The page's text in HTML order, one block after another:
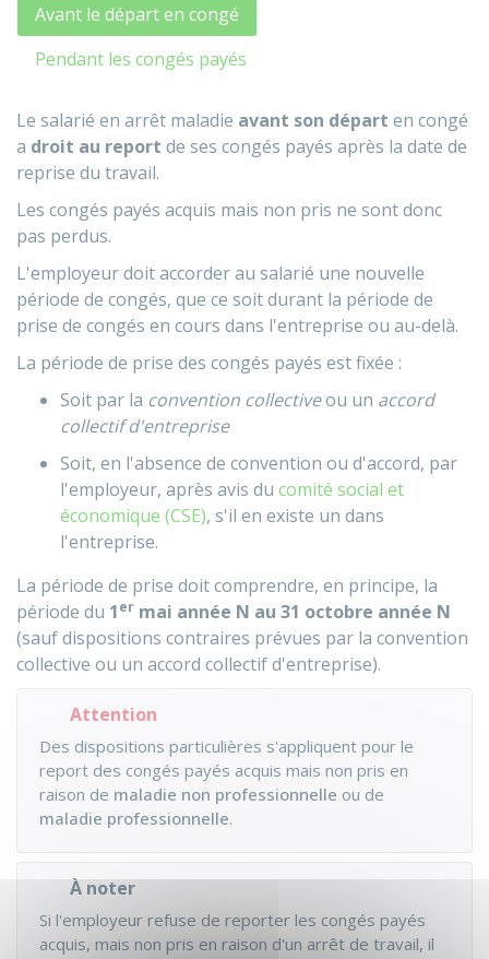
Avant le départ en congé
Pendant les congés payés
Le salarié en arrêt maladie avant son départ en congé
a droit au report de ses congés payés après la date de
reprise du travail.
Les congés payés acquis mais non pris ne sont donc
pas perdus.
L'employeur doit accorder au salarié une nouvelle
période de congés, que ce soit durant la période de
prise de congés en cours dans l'entreprise ou au-delà.
La période de prise des congés payés est fixée :
Soit par la convention collectiveou un accord
collectif d'entreprise
Soit, en l'absence de convention ou d'accord, par
l'employeur, après avis du comité social et
économique (CSE), s'il en existe un dans
l'entreprise.
La période de prise doit comprendre, en principe, la
période du 1er mai année N au 31 octobre année N
(sauf dispositions contraires prévues par la convention
collective ou un accord collectif d'entreprise).
Attention
Des dispositions particulières s'appliquent pour le
report des congés payés acquis mais non pris en
raison de maladie non professionnelle ou de
maladie professionnelle.
À noter
Si l'employeur refuse de reporter les congés payés
acquis, mais non pris en raison d'un arrêt de travail, il